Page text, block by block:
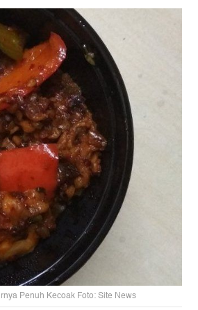
Penuh Kecoak Foto: Site News